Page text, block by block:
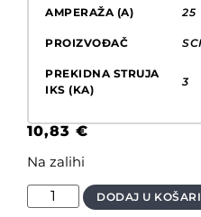
AMPERAŽA (A) 25
PROIZVOĐAČ
PREKIDNA STRUJA
IKS (KA)
3
10,83 €
Na zalihi
DODAJ U